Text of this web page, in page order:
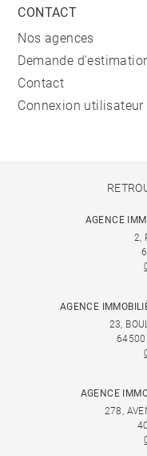
CONTACT
Nos agences
Demande
Contact
Connexion utilisateur
AGENCE
2,
AGENCE
23,
64500
AGENCE
278,